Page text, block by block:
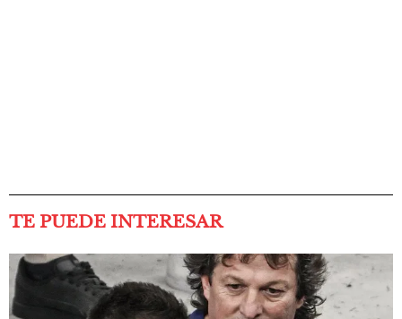
TE PUEDE INTERESAR